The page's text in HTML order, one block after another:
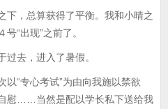
下，总算获得了平衡。我和小晴之
“出现”之前了。
过去，进入了暑假。
“专心考试”为由向我施以禁欲
慰……当然是配以学长私下送给我